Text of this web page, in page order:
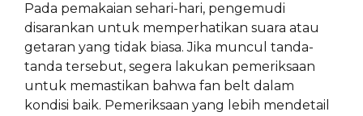
Pada pemakaian sehari-hari, pengemudi
disarankan untuk memperhatikan suara atau
getaran yang tidak biasa. Jika muncul tanda-
tanda tersebut, segera lakukan pemeriksaan
untuk memastikan bahwa fan belt dalam
kondisi baik. Pemeriksaan yang lebih mendetail